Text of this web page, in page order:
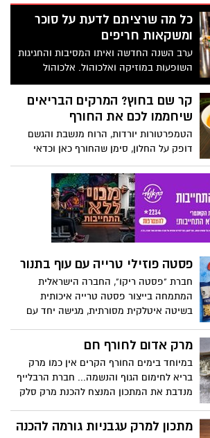
כל מה שרציתם לדעת על סוכר
ומשקאות חריפים
ערב השנה החדשה ואיתו המסיבות והחגיגות
השופעות במוזיקה ואלכוהול. אלכוהול
בצריכה מופרזת כשלעצמו יכול להיות מסוכן,
על אחת כמה וכמה עבור סוכרתיים. לקראת
הספירה לאחור אספנו מספר טיפים שיסייעו
למי מכם שסובל מסוכרת להנות מהחגיגות
ולשמור על בטיחות ובריאות
קר שם בחוץ? המרקים הבריאים
שיחממו לכם את החורף
הטמפרטורות יורדות, הרוח מנשבת והגשם
דופק על החלון, סימן שהחורף כאן וכדאי
למצוא דרך טובה להתחמם שגם תספק
לגופכם את כל מה שבריא ומזין. עינת מזור
בקר, דיאטנית קלינית במרכז DMC לטיפול
בסוכרת עם חמש המלצות בריאות לעונה
הקרה
פסטה פוזילי טרייה עם עוף בתנור
חברת "פסטה ריקו", החברה הישראלית
המתמחה בייצור פסטה טרייה איכותית
בשיטה איטלקית מסורתית, מגישה יחד עם
המתאים במיוחד לימי החורף הקרים: פסטה
פוזילי טרייה עם עוף המוגשים בתבנית אחת
בתנור. השימוש במתכון בפסטה טרייה שלא
צריך לבשל אותה קודם ובהכנה בתנור מקבלת
מרקם מושלם וטעם מענג.
מרק אדום לחורף חם
במיוחד בימים החורף הקרים אין כמו מרק
בריא לחימום הגוף והנשמה... חברת הרבלייף
מנדבת את המתכון המנצח להכנת מרק סלק
הבריאות: "מבשלים דרך חיים", הכולל כ-80
מתכונים מגוונים על טהרת הבריאות עם פירוט
מתכון למרק עגבניות גורמה להכנה